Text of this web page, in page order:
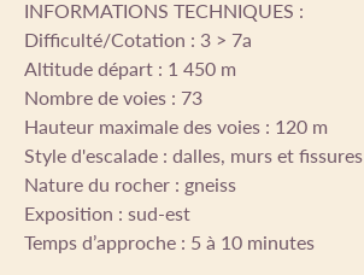
INFORMATIONS TECHNIQUES :
Difficulté/Cotation : 3 > 7a
Altitude départ : 1 450 m
Nombre de voies : 73
Hauteur maximale des voies : 120 m
Style d'escalade : dalles, murs et fissures
Nature du rocher : gneiss
Exposition : sud-est
Temps d’approche : 5 à 10 minutes